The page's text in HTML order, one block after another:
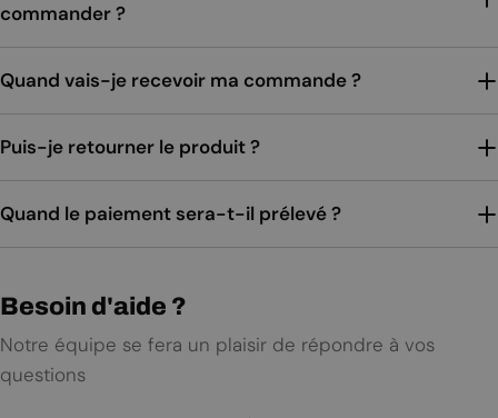
commander ?
Quand vais-je recevoir ma commande ?
Puis-je retourner le produit ?
Quand le paiement sera-t-il prélevé ?
Besoin d'aide ?
Notre équipe se fera un plaisir de répondre à vos
questions